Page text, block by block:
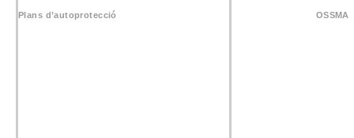
Plans d’autoprotecció OSSMA